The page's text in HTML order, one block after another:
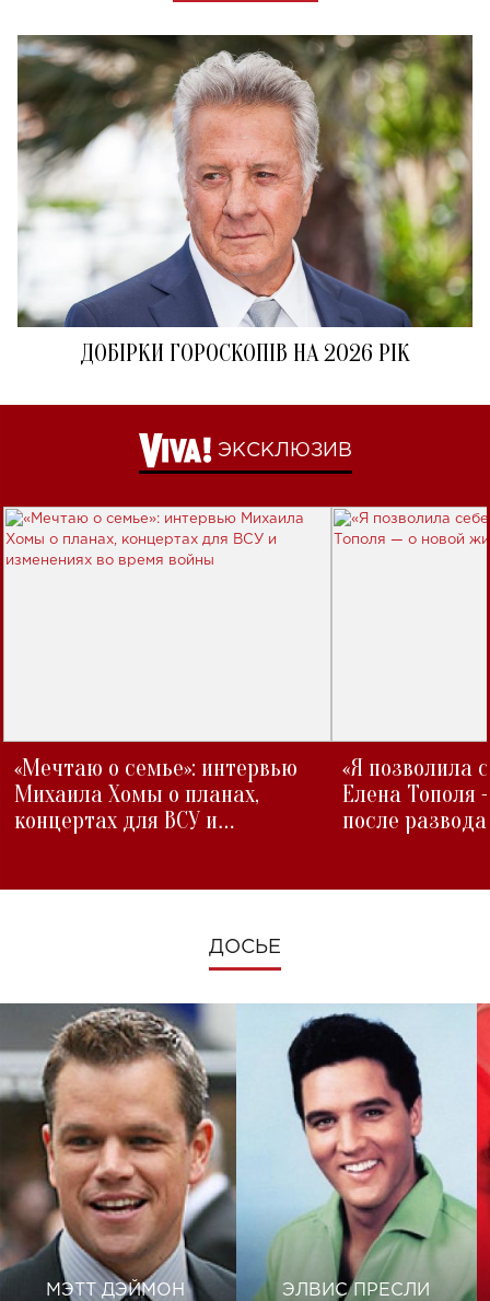
ДОБІРКИ ГОРОСКОПІВ НА 2026 РІК
ЭКСКЛЮЗИВ
«Мечтаю о семье»: интервью
Михаила Хомы о планах,
концертах для ВСУ и
«Я позволила
Елена Тополя
после развода
ДОСЬЕ
МЭТТ ДЭЙМОН ЭЛВИС ПРЕСЛИ